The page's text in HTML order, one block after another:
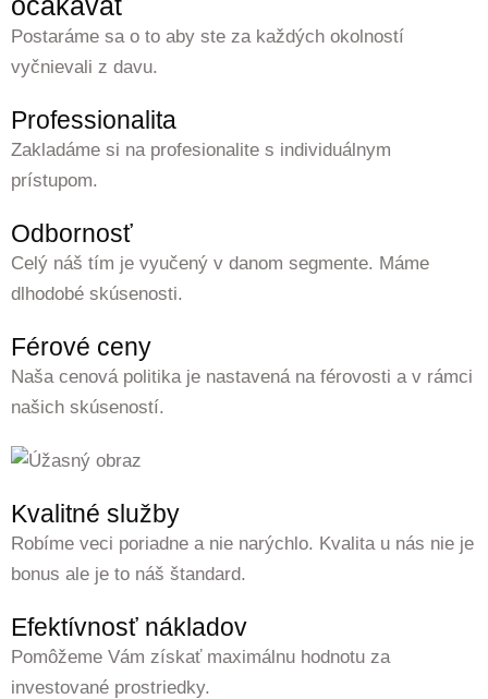
Postaráme sa o to aby ste za každých okolností
vyčnievali z davu.
Professionalita
Zakladáme si na profesionalite s individuálnym
prístupom.
Odbornosť
Celý náš tím je vyučený v danom segmente. Máme
dlhodobé skúsenosti.
Férové ceny
Naša cenová politika je nastavená na férovosti a v rámci
našich skúseností.
Kvalitné služby
Robíme veci poriadne a nie narýchlo. Kvalita u nás nie je
bonus ale je to náš štandard.
Efektívnosť nákladov
Pomôžeme Vám získať maximálnu hodnotu za
investované prostriedky.